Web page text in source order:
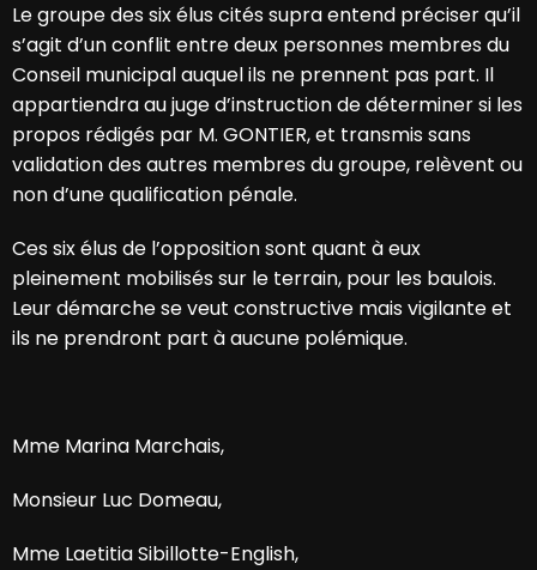
Le groupe des six élus cités supra entend préciser qu’il
s’agit d’un conflit entre deux personnes membres du
Conseil municipal auquel ils ne prennent pas part. Il
appartiendra au juge d’instruction de déterminer si les
propos rédigés par M. GONTIER, et transmis sans
validation des autres membres du groupe, relèvent ou
non d’une qualification pénale.
Ces six élus de l’opposition sont quant à eux
pleinement mobilisés sur le terrain, pour les baulois.
Leur démarche se veut constructive mais vigilante et
ils ne prendront part à aucune polémique.
Mme Marina Marchais,
Monsieur Luc Domeau,
Mme Laetitia Sibillotte-English,